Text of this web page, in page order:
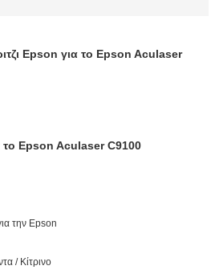
Epson για το Epson Aculaser
το Epson Aculaser C9100
την Epson
/ Κίτρινο